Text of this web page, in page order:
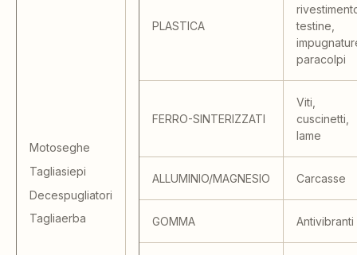
Motoseghe
Tagliasiepi
Decespugliatori
Tagliaerba
PLASTICA
testine,
paracolpi
FERRO-SINTERIZZATI
Viti,
cuscinetti,
lame
ALLUMINIO/MAGNESIO Carcasse
GOMMA Antivibranti